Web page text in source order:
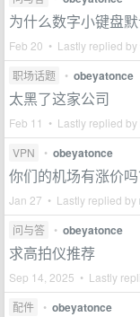
为什么数字小键盘
Feb 20 • Lastly replied by
职场话题 • obeyatonce
太黑了这家公司
Feb 11 • Lastly replied by
VPN • obeyatonce
你们的机场有涨价吗
Jan 27 • Lastly replied by
问与答 • obeyatonce
求高拍仪推荐
Sep 14, 2025 • Lastly
配件 • obeyatonce